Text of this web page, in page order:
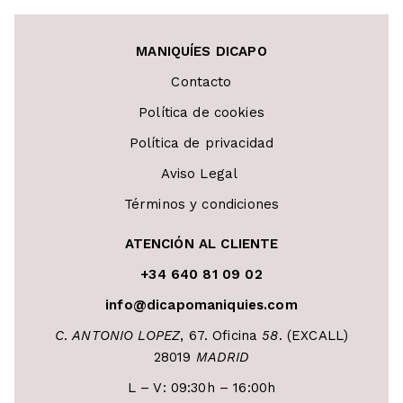
MANIQUÍES DICAPO
Contacto
Política de cookies
Política de privacidad
Aviso Legal
Términos y condiciones
ATENCIÓN AL CLIENTE
+34 640 81 09 02
info@dicapomaniquies.com
C.ANTONIO LOPEZ, 67. Oficina 58. (EXCALL)
28019 MADRID
L – V: 09:30h – 16:00h